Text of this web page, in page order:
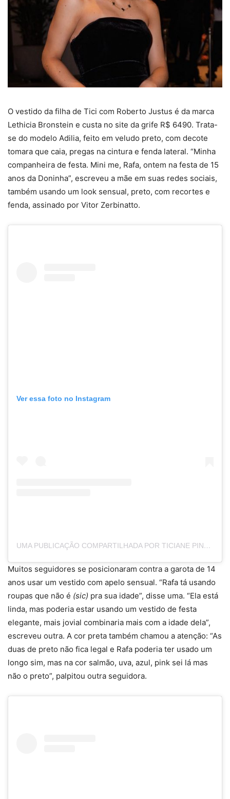
O vestido da filha de Tici com Roberto Justus é da marca
Lethicia Bronstein e custa no site da grife R$ 6490. Trata-
se do modelo Adilia, feito em veludo preto, com decote
tomara que caia, pregas na cintura e fenda lateral. “Minha
companheira de festa. Mini me, Rafa, ontem na festa de 15
anos da Doninha”, escreveu a mãe em suas redes sociais,
também usando um look sensual, preto, com recortes e
fenda, assinado por Vitor Zerbinatto.
Ver essa foto no Instagram
UMA PUBLICAÇÃO COMPARTILHADA POR TICIANE PINHEIRO 🅰️+ (@TICIPINHEIRO)
Muitos seguidores se posicionaram contra a garota de 14
anos usar um vestido com apelo sensual. “Rafa tá usando
roupas que não é (sic) pra sua idade”, disse uma. “Ela está
linda, mas poderia estar usando um vestido de festa
elegante, mais jovial combinaria mais com a idade dela”,
escreveu outra. A cor preta também chamou a atenção: “As
duas de preto não fica legal e Rafa poderia ter usado um
longo sim, mas na cor salmão, uva, azul, pink sei lá mas
não o preto”, palpitou outra seguidora.